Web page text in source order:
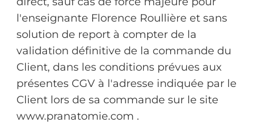
l'enseignante Florence Roullière et sans
solution de report à compter de la
validation définitive de la commande du
Client, dans les conditions prévues aux
présentes CGV à l'adresse indiquée par le
Client lors de sa commande sur le site
www.pranatomie.com .